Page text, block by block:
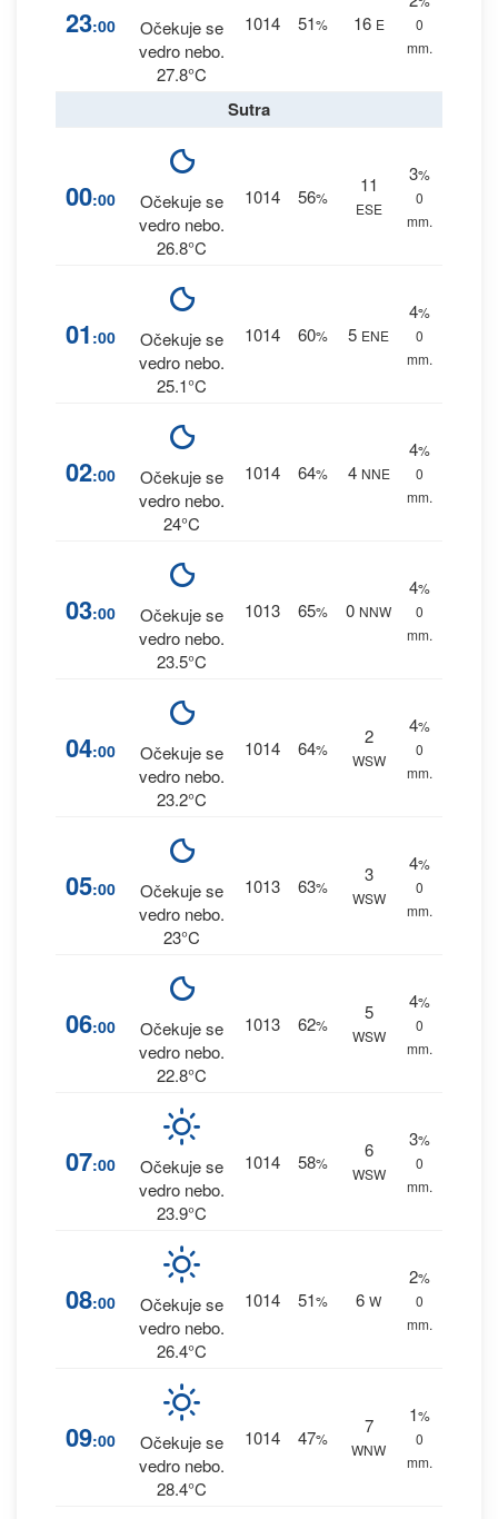
23:00
Očekuje se
vedro nebo.
27.8°C
1014 51% 16 E
0
mm.
Sutra
00:00
Očekuje se
vedro nebo.
26.8°C
1014 56%
11
ESE
3%
0
mm.
01 :00
Očekuje se
vedro nebo.
25.1°C
1014 60% 5 ENE
4%
0
mm.
02:00
Očekuje se
vedro nebo.
24°C
1014 64% 4 NNE
4%
0
mm.
03:00
Očekuje se
vedro nebo.
23.5°C
1013 65% 0 NNW
4%
0
mm.
04:00
Očekuje se
vedro nebo.
23.2°C
1014 64%
2
WSW
4%
0
mm.
05:00
Očekuje se
vedro nebo.
23°C
1013 63%
3
WSW
4%
0
mm.
06:00
Očekuje se
vedro nebo.
22.8°C
1013 62%
5
WSW
4%
0
mm.
07:00
Očekuje se
vedro nebo.
23.9°C
1014 58%
6
WSW
3%
0
mm.
08:00
Očekuje se
vedro nebo.
26.4°C
1014 51% 6 W
2%
0
mm.
09:00
Očekuje se
vedro nebo.
28.4°C
1014 47%
7
WNW
1%
0
mm.